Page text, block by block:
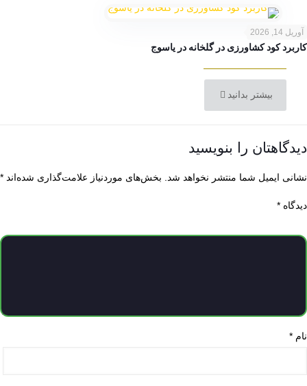
آوریل 14, 2026
کاربرد کود کشاورزی در گلخانه در یاسوج
بیشتر بدانید
دیدگاهتان را بنویسید
نشانی ایمیل شما منتشر نخواهد شد. بخش‌های موردنیاز علامت‌گذاری شده‌اند *
دیدگاه *
نام *